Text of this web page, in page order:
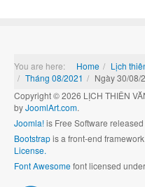
You are here: Home Lịch
Tháng 08/2021
Ngày 30/08/
Copyright © 2026 LỊCH THIÊN
byJoomlArt.com.
Joomla!is Free Software
Bootstrapis a front-end
License.
Font Awesomefont licensed under